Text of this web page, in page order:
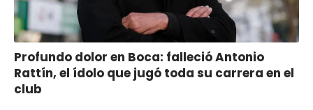
Profundo dolor en Boca: falleció Antonio
Rattín, el ídolo que jugó toda su carrera en el
club